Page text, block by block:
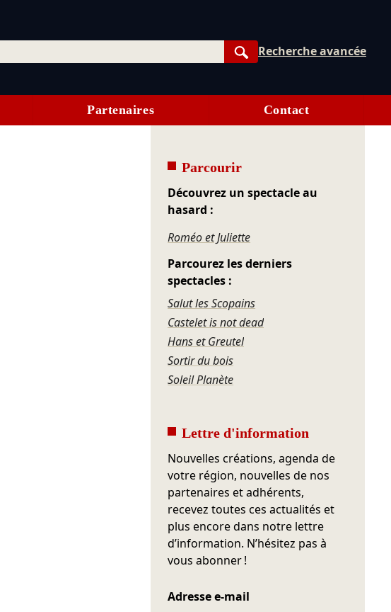
Rechercher
Recherche avancée
Partenaires Contact
Parcourir
Découvrez un spectacle au
hasard :
Roméo et Juliette
Parcourez les derniers
spectacles :
Salut les Scopains
Castelet is not dead
Hans et Greutel
Sortir du bois
Soleil Planète
Lettre d'information
Nouvelles créations, agenda de
votre région, nouvelles de nos
partenaires et adhérents,
recevez toutes ces actualités et
plus encore dans notre lettre
d’information. N’hésitez pas à
vous abonner !
Adresse e-mail